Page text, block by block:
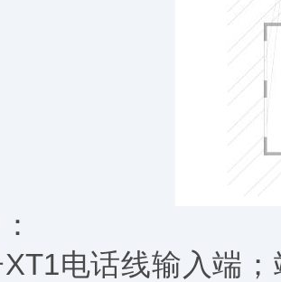
电话线输入端；